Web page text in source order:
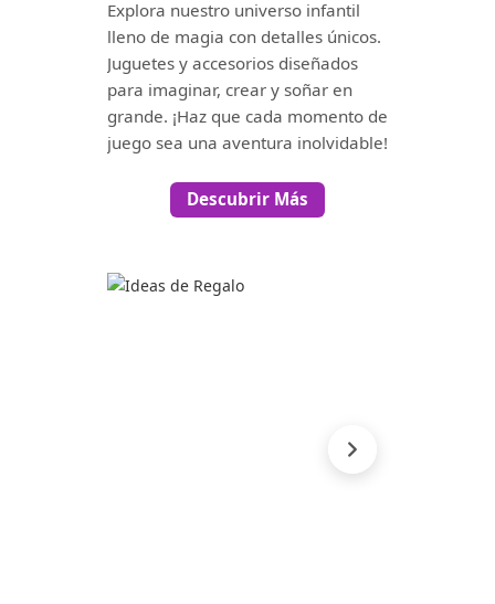
Explora nuestro universo infantil
lleno de magia con detalles únicos.
Juguetes y accesorios diseñados
para imaginar, crear y soñar en
grande. ¡Haz que cada momento de
juego sea una aventura inolvidable!
Descubrir Más